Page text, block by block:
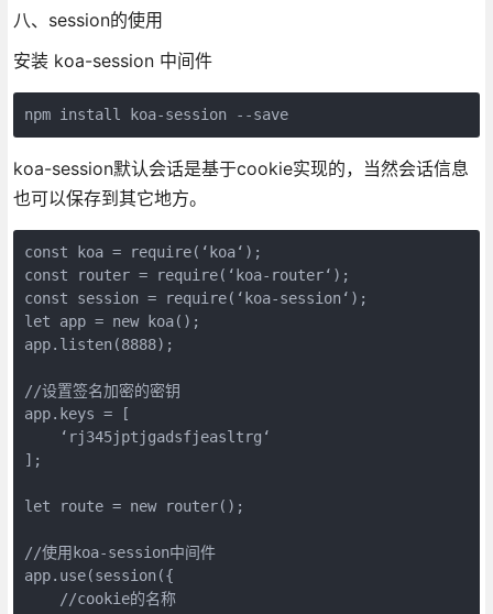
八、session的使用
安装 koa-session 中间件
npm install koa-session --save
koa-session默认会话是基于cookie实现的，当然会话信息
也可以保存到其它地方。
const koa = require(‘koa‘);
const router = require(‘koa-router‘);
const session = require(‘koa-session‘);
let app = new koa();
app.listen(8888);
//设置签名加密的密钥
app.keys = [
    ‘rj345jptjgadsfjeasltrg‘
];
let route = new router();
//使用koa-session中间件
app.use(session({
    //cookie的名称